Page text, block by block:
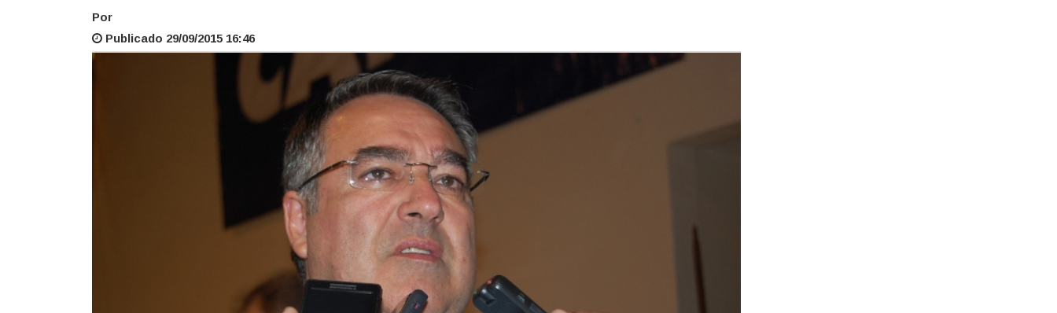
Por
Publicado 29/09/2015 16:46